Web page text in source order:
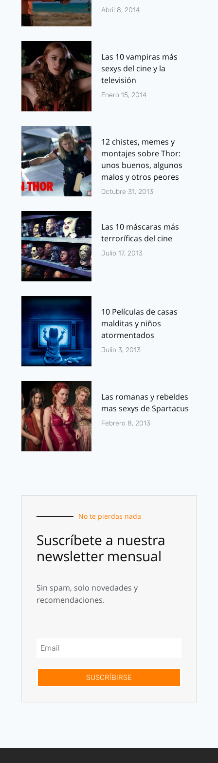
Abril 8, 2014
Las 10 vampiras más
sexys del cine y la
televisión
Enero 15, 2014
12 chistes, memes y
montajes sobre Thor:
unos buenos, algunos
malos y otros peores
Octubre 31, 2013
Las 10 máscaras más
terroríficas del cine
Julio 17, 2013
10 Películas de casas
malditas y niños
atormentados
Julio 3, 2013
Las romanas y rebeldes
mas sexys de Spartacus
Febrero 8, 2013
No te pierdas nada
Suscríbete a nuestra
newsletter mensual
Sin spam, solo novedades y
recomendaciones.
SUSCRÍBIRSE